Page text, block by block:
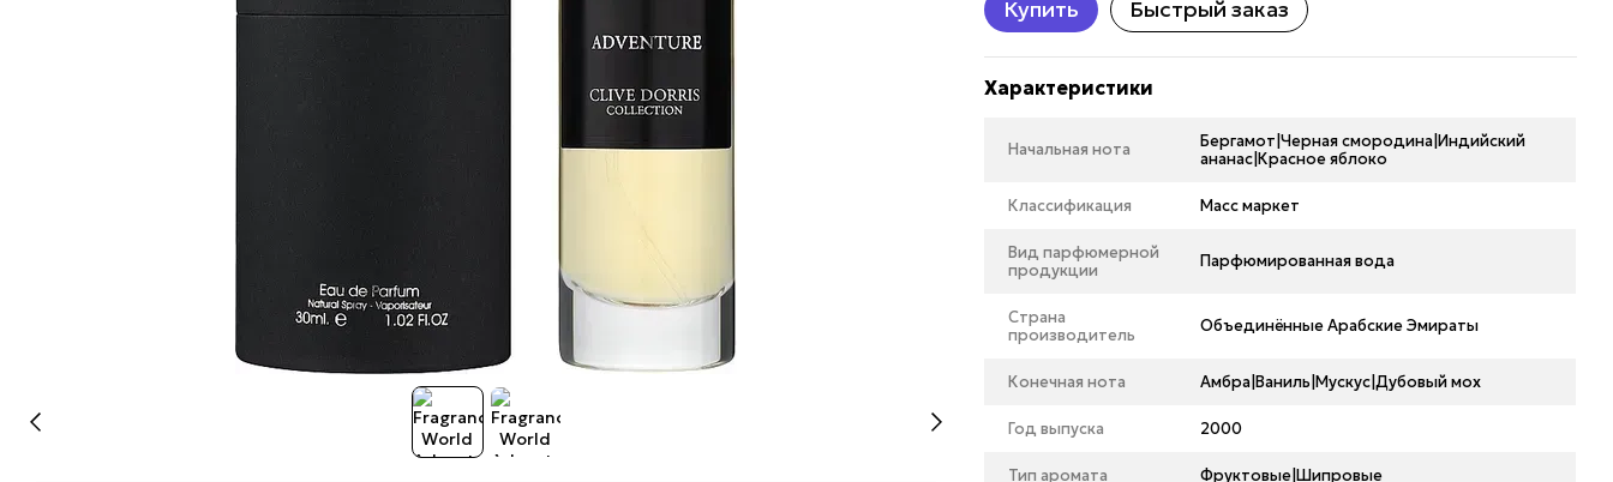
Купить Быстрый заказ
Характеристики
Начальная нота
Бергамот|Черная смородина|Индийский
ананас|Красное яблоко
Классификация Масс маркет
Вид парфюмерной
продукции
Парфюмированная вода
Страна
производитель
Объединённые Арабские Эмираты
Конечная нота Амбра|Ваниль|Мускус|Дубовый мох
Год выпуска 2000
Тип аромата Фруктовые|Шипровые